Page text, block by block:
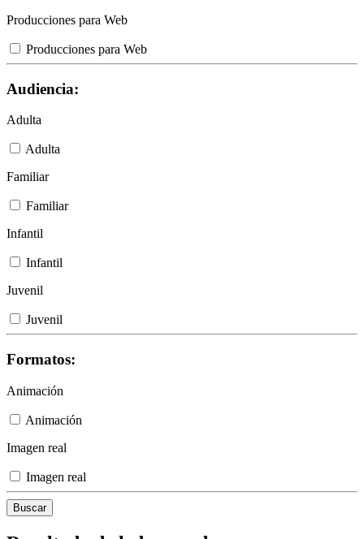
Producciones para Web
Producciones para Web
Audiencia:
Adulta
Adulta
Familiar
Familiar
Infantil
Infantil
Juvenil
Juvenil
Formatos:
Animación
Animación
Imagen real
Imagen real